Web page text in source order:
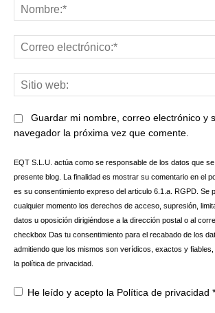
Guardar mi nombre, correo electrónico y
navegador la próxima vez que comente.
EQT S.L.U. actúa como se responsable de los datos que
presente blog. La finalidad es mostrar su comentario en el
es su consentimiento expreso del articulo 6.1.a. RGPD. Se
cualquier momento los derechos de acceso, supresión,
datos u oposición dirigiéndose a la dirección postal o al
checkbox Das tu consentimiento para el recabado de los
admitiendo que los mismos son verídicos, exactos y
la política de privacidad.
He leído y acepto la Política de privacidad *